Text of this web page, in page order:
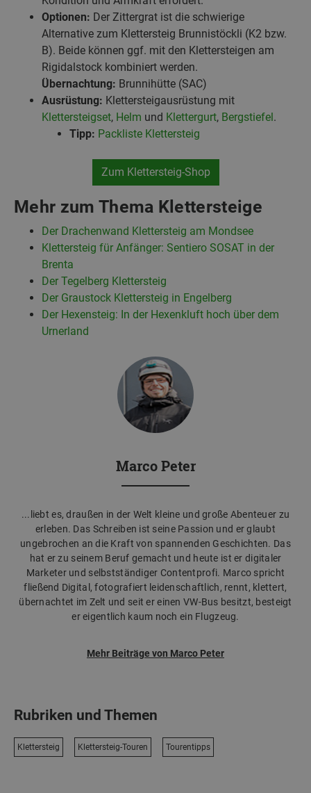
Optionen: Der Zittergrat ist die schwierige
Alternative zum Klettersteig Brunnistöckli (K2 bzw.
B). Beide können ggf. mit den Klettersteigen am
Rigidalstock kombiniert werden.
Übernachtung: Brunnihütte (SAC)
Ausrüstung: Klettersteigausrüstung mit
Klettersteigset, Helm und Klettergurt, Bergstiefel.
Tipp: Packliste Klettersteig
Zum Klettersteig-Shop
Mehr zum Thema Klettersteige
Der Drachenwand Klettersteig am Mondsee
Klettersteig für Anfänger: Sentiero SOSAT in der
Brenta
Der Tegelberg Klettersteig
Der Graustock Klettersteig in Engelberg
Der Hexensteig: In der Hexenkluft hoch über dem
Urnerland
Marco Peter
...liebt es, draußen in der Welt kleine und große Abenteuer zu
erleben. Das Schreiben ist seine Passion und er glaubt
ungebrochen an die Kraft von spannenden Geschichten. Das
hat er zu seinem Beruf gemacht und heute ist er digitaler
Marketer und selbstständiger Contentprofi. Marco spricht
fließend Digital, fotografiert leidenschaftlich, rennt, klettert,
übernachtet im Zelt und seit er einen VW-Bus besitzt, besteigt
er eigentlich kaum noch ein Flugzeug.
Mehr Beiträge von Marco Peter
Rubriken und Themen
Klettersteig Klettersteig-Touren Tourentipps